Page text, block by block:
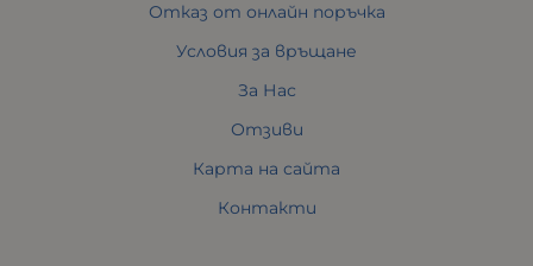
Отказ от онлайн поръчка
Условия за връщане
За Нас
Отзиви
Карта на сайта
Контакти